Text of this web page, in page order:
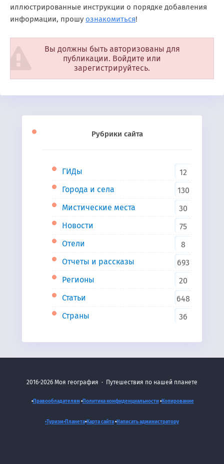
иллюстрированные инструкции о порядке добавления
информации, прошу ознакомиться!
Вы должны быть авторизованы для
публикации. Войдите или
зарегистрируйтесь.
Рубрики сайта
ГИДы
12
Города и села
130
Мистические места
30
Новости
75
Отели
8
Отчеты и рассказы
693
Регионы
20
Статьи
648
Страны
36
2016-2026 Моя география · Путешествия по нашей планете
•Правообладателям•Политика конфиденциальности•Копирование
•Туризм•Планета•Карта сайта•Написать администратору